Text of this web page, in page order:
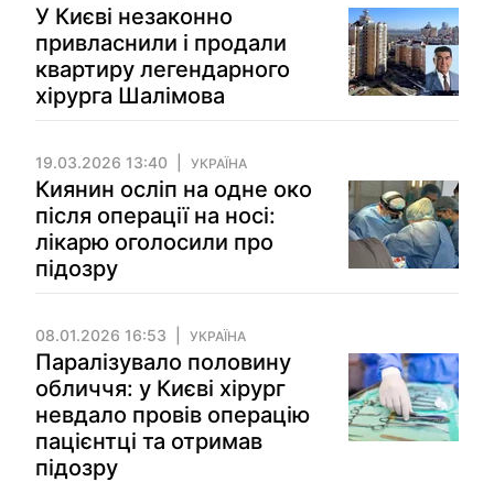
У Києві незаконно
привласнили і продали
квартиру легендарного
хірурга Шалімова
19.03.2026 13:40 УКРАЇНА
Киянин осліп на одне око
після операції на носі:
лікарю оголосили про
підозру
08.01.2026 16:53 УКРАЇНА
Паралізувало половину
обличчя: у Києві хірург
невдало провів операцію
пацієнтці та отримав
підозру